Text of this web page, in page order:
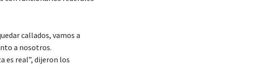
callados, vamos a
a nosotros.
es real”, dijeron los